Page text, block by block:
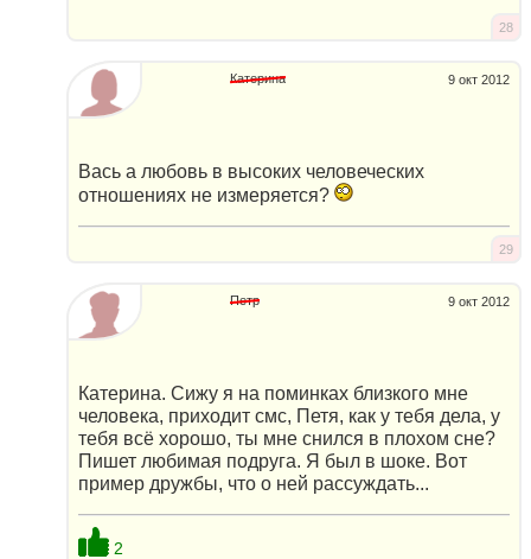
28
9 окт 2012
Катерина
Вась а любовь в высоких человеческих
отношениях не измеряется?
29
9 окт 2012
Петр
Катерина. Сижу я на поминках близкого мне
человека, приходит смс, Петя, как у тебя дела, у
тебя всё хорошо, ты мне снился в плохом сне?
Пишет любимая подруга. Я был в шоке. Вот
пример дружбы, что о ней рассуждать...
2